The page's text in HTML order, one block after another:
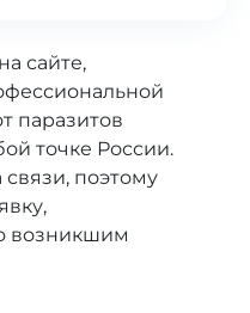
мы подписываем
сайте,
паразитов
точке России.
поэтому
возникшим